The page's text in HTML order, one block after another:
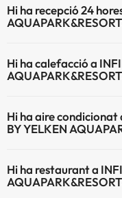
de les següents activitats
Hi ha recepció 24
recepció 24 hores.
Hi ha calefacció a
calefacció a les zones
Hi ha aire condicionat
BY YELKEN
condicionat a les zones
Hi ha restaurant a